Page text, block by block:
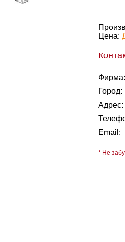
Цена:
Фирма:
Город:
Адрес:
Email:
* Не